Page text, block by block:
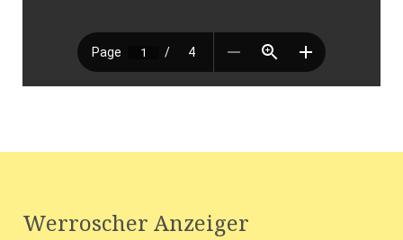
Werroscher Anzeiger